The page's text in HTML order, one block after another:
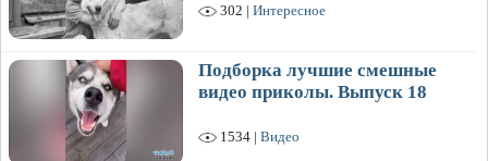
302 | Интересное
Подборка лучшие смешные
видео приколы. Выпуск 18
1534 | Видео